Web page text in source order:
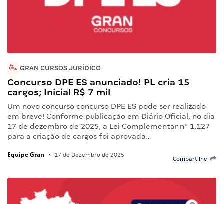
GRAN CURSOS JURÍDICO
Concurso DPE ES anunciado! PL cria 15
cargos; Inicial R$ 7 mil
Um novo concurso concurso DPE ES pode ser realizado
em breve! Conforme publicação em Diário Oficial, no dia
17 de dezembro de 2025, a Lei Complementar nº 1.127
para a criação de cargos foi aprovada…
Equipe Gran • 17 de Dezembro de 2025
Compartilhe